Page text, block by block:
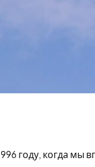
году, когда